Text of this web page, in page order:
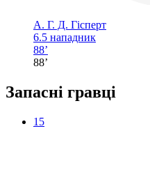
А. Г. Д. Гісперт
6.5 нападник
88’
88’
Запасні гравці
15